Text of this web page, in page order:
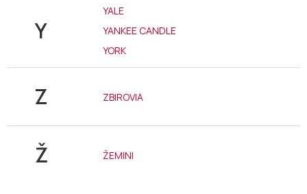
Y
YALE
YANKEE CANDLE
YORK
Z ZBIROVIA
Ž ŽEMINI